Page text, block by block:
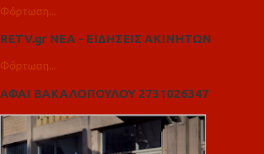
Φόρτωση...
RETV.gr ΝΕΑ - ΕΙΔΗΣΕΙΣ ΑΚΙΝΗΤΩΝ
Φόρτωση...
ΑΦΑΙ ΒΑΚΑΛΟΠΟΥΛΟΥ 2731026347